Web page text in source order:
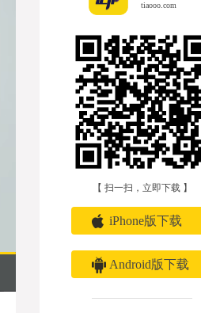
tiaooo.com
【 扫一扫，立即下载 】
iPhone版下载
Android版下载